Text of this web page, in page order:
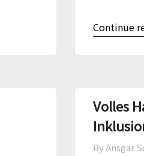
Continue
Volles
By Ansgar